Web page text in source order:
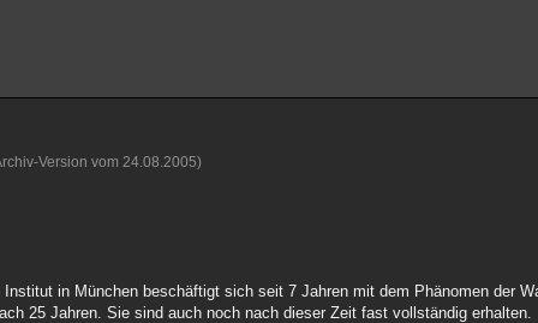
Version vom 24.08.2005)
in München beschäftigt sich seit 7 Jahren mit dem Phänomen der
25 Jahren. Sie sind auch noch nach dieser Zeit fast vollständig erhalten.